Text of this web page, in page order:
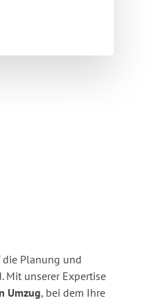
die Planung und
Mit unserer Expertise
Umzug, bei dem Ihre